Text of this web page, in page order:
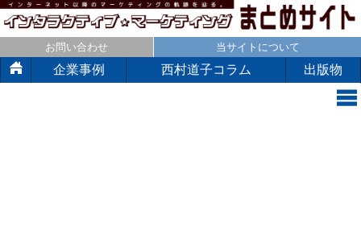
お問い合わせ 当サイトについて
企業事例 西村道子コラム 出版物